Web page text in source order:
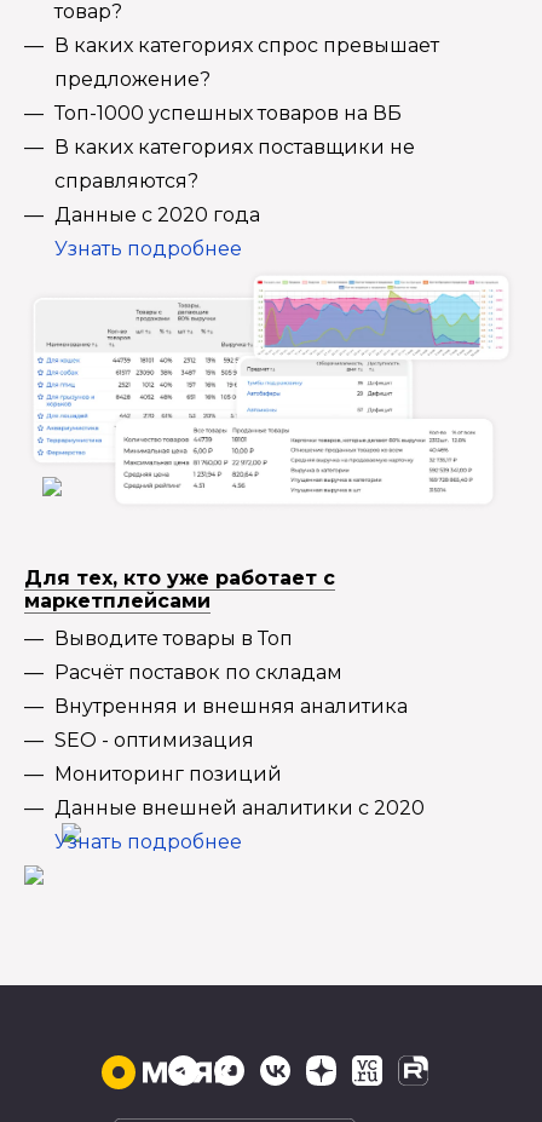
товар?
В каких категориях спрос превышает
предложение?
Топ-1000 успешных товаров на ВБ
В каких категориях поставщики не
справляются?
Данные с 2020 года
Узнать подробнее
Для тех, кто уже работает с
маркетплейсами
Выводите товары в Топ
Расчёт поставок по складам
Внутренняя и внешняя аналитика
SEO - оптимизация
Мониторинг позиций
Данные внешней аналитики с 2020
Узнать подробнее